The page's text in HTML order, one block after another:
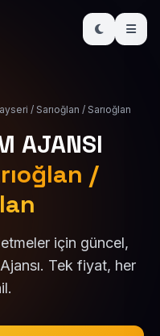
/ Sarıoğlan / Sarıoğlan
AJANSI
/
için güncel,
Tek fiyat, her